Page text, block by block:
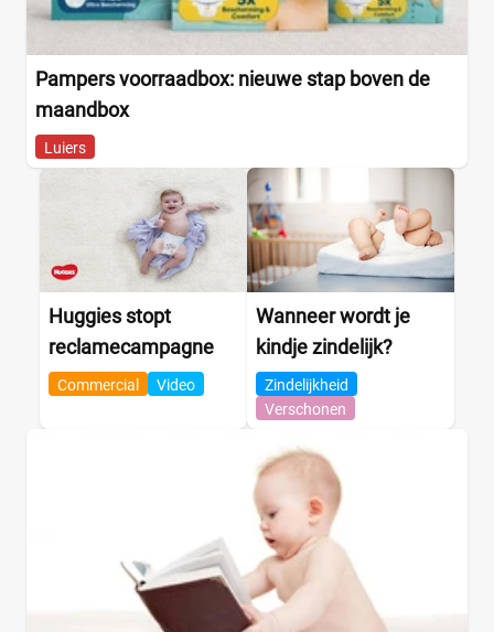
Pampers voorraadbox: nieuwe stap boven de
maandbox
Luiers
Huggies stopt
reclamecampagne
Commercial Video
Wanneer wordt je
kindje zindelijk?
Zindelijkheid
Verschonen